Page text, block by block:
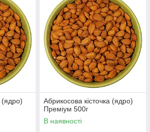
(ядро)
Абрикосова кісточка (ядро)
Преміум 500г
В наявності